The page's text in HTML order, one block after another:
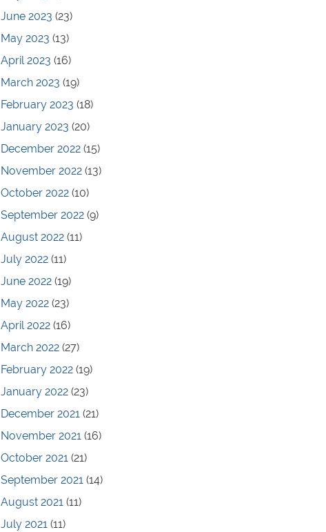
June 2023 (23)
May 2023 (13)
April 2023 (16)
March 2023 (19)
February 2023 (18)
January 2023 (20)
December 2022 (15)
November 2022 (13)
October 2022 (10)
September 2022 (9)
August 2022 (11)
July 2022 (11)
June 2022 (19)
May 2022 (23)
April 2022 (16)
March 2022 (27)
February 2022 (19)
January 2022 (23)
December 2021 (21)
November 2021 (16)
October 2021 (21)
September 2021 (14)
August 2021 (11)
July 2021 (11)